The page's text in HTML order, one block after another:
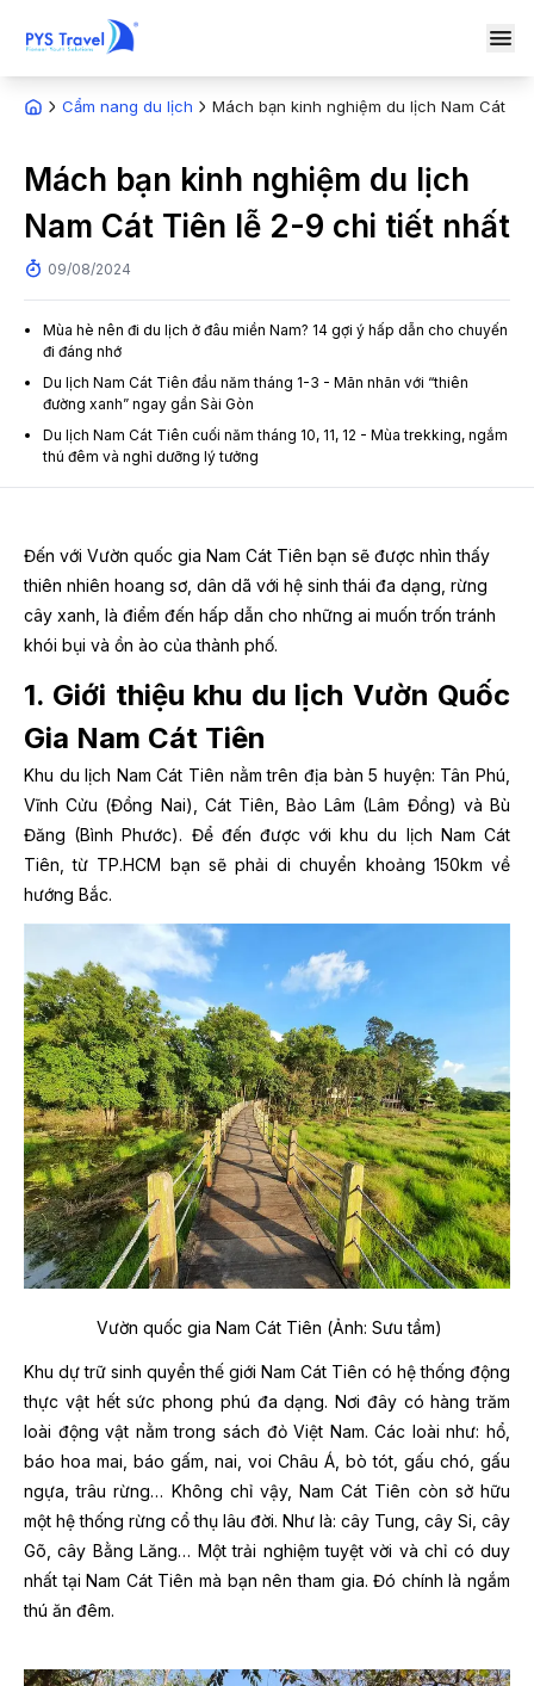
Cẩm nang du lịch Mách bạn kinh nghiệm du lịch Nam Cát
Mách bạn kinh nghiệm du lịch
Nam Cát Tiên lễ 2-9 chi tiết nhất
09/08/2024
Mùa hè nên đi du lịch ở đâu miền Nam? 14 gợi ý hấp dẫn cho chuyến
đi đáng nhớ
Du lịch Nam Cát Tiên đầu năm tháng 1-3 - Mãn nhãn với “thiên
đường xanh” ngay gần Sài Gòn
Du lịch Nam Cát Tiên cuối năm tháng 10, 11, 12 - Mùa trekking, ngắm
thú đêm và nghỉ dưỡng lý tưởng
Đến với Vườn quốc gia Nam Cát Tiên bạn sẽ được nhìn thấy
thiên nhiên hoang sơ, dân dã với hệ sinh thái đa dạng, rừng
cây xanh, là điểm đến hấp dẫn cho những ai muốn trốn tránh
khói bụi và ồn ào của thành phố.
1. Giới thiệu khu du lịch Vườn Quốc
Gia Nam Cát Tiên
Khu du lịch Nam Cát Tiên nằm trên địa bàn 5 huyện: Tân Phú,
Vĩnh Cửu (Đồng Nai), Cát Tiên, Bảo Lâm (Lâm Đồng) và Bù
Đăng (Bình Phước). Để đến được với khu du lịch Nam Cát
Tiên, từ TP.HCM bạn sẽ phải di chuyển khoảng 150km về
hướng Bắc.
Vườn quốc gia Nam Cát Tiên (Ảnh: Sưu tầm)
Khu dự trữ sinh quyển thế giới Nam Cát Tiên có hệ thống động
thực vật hết sức phong phú đa dạng. Nơi đây có hàng trăm
loài động vật nằm trong sách đỏ Việt Nam. Các loài như: hổ,
báo hoa mai, báo gấm, nai, voi Châu Á, bò tót, gấu chó, gấu
ngựa, trâu rừng… Không chỉ vậy, Nam Cát Tiên còn sở hữu
một hệ thống rừng cổ thụ lâu đời. Như là: cây Tung, cây Si, cây
Gõ, cây Bằng Lăng… Một trải nghiệm tuyệt vời và chỉ có duy
nhất tại Nam Cát Tiên mà bạn nên tham gia. Đó chính là ngắm
thú ăn đêm.